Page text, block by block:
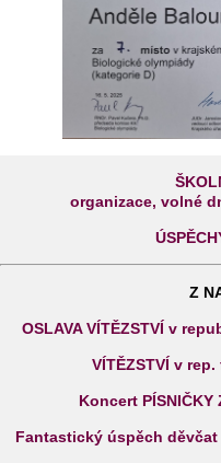
organizace, volné
Z
OSLAVA VÍTĚZSTVÍ v
VÍTĚZSTVÍ v
Koncert PÍSNIČKY
Fantastický úspěch